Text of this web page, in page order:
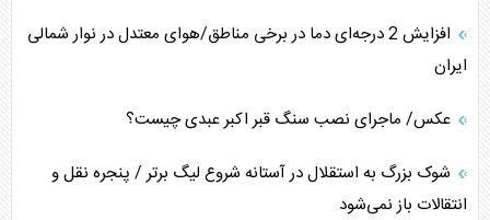
افزایش 2 درجه‌ای دما در برخی مناطق/هوای معتدل در نوار شمالی
ایران
عکس/ ماجرای نصب سنگ قبر اکبر عبدی چیست؟
شوک بزرگ به استقلال در آستانه شروع لیگ برتر / پنجره نقل و
انتقالات باز نمی‌شود